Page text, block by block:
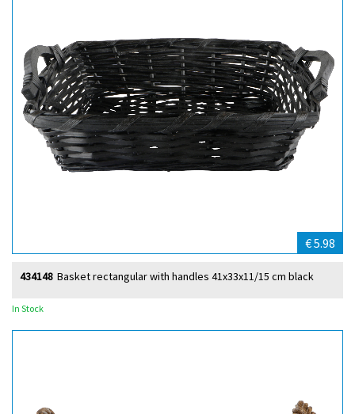
€ 5.98
Basket rectangular with handles 41x33x11/15 cm black
434148
In Stock